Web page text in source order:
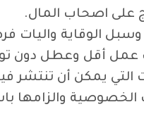
على اصحاب المال.
الوقاية واليات
عمل أقل وعطل دون
التي يمكن أن تنتشر
والزامها